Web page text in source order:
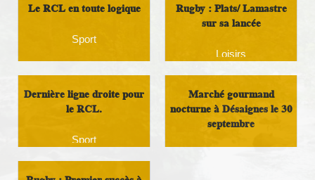
Le RCL en toute logique
Sport
Rugby : Plats/ Lamastre
sur sa lancée
Loisirs
Dernière ligne droite pour
le RCL.
Sport
Marché gourmand
nocturne à Désaignes le 30
septembre